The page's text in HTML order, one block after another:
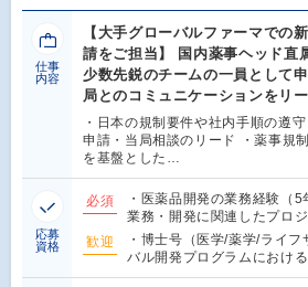
仕事
内容
【大手グローバルファーマでの
請をご担当】 国内薬事ヘッド直
少数先鋭のチームの一員として
局とのコミュニケーションをリ
・日本の規制要件や社内手順の遵
申請・当局相談のリード ・薬事規
を基盤とした…
応募
資格
必須
・医薬品開発の業務経験（
業務・開発に関連したプロ
歓迎
・博士号（医学/薬学/ライ
バル開発プログラムにおけ